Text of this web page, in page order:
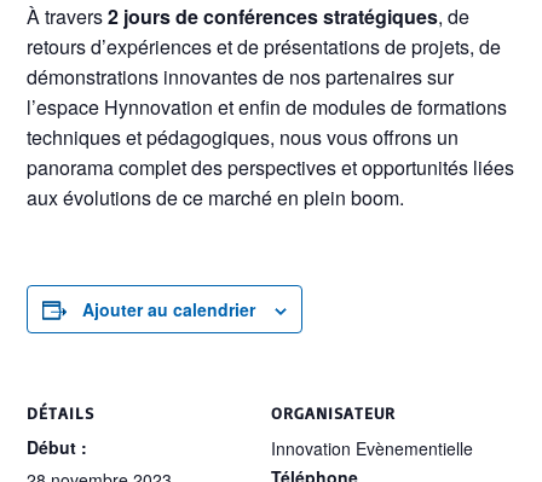
À travers2 jours de conférences stratégiques, de
retours d’expériences et de présentations de projets, de
démonstrations innovantes de nos partenaires sur
l’espace Hynnovation et enfin de modules de formations
techniques et pédagogiques, nous vous offrons un
panorama complet des perspectives et opportunités liées
aux évolutions de ce marché en plein boom.
Ajouter au calendrier
DÉTAILS
Début :
ORGANISATEUR
Innovation Evènementielle
Téléphone